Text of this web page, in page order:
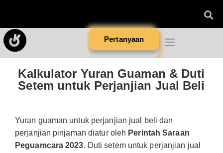
Pertanyaan
Kalkulator Yuran Guaman & Duti
Setem untuk Perjanjian Jual Beli
Yuran guaman untuk perjanjian jual beli dan
perjanjian pinjaman diatur oleh Perintah Saraan
Peguamcara 2023. Duti setem untuk perjanjian jual